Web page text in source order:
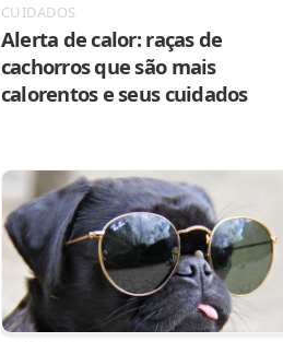
CUIDADOS
Alerta de calor: raças de
cachorros que são mais
calorentos e seus cuidados